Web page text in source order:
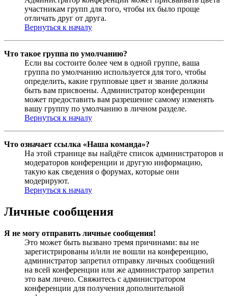
участникам групп для того, чтобы их было проще
отличать друг от друга.
Вернуться к началу
Что такое группа по умолчанию?
Если вы состоите более чем в одной группе, ваша
группа по умолчанию используется для того, чтобы
определить, какие групповые цвет и звание должны
быть вам присвоены. Администратор конференции
может предоставить вам разрешение самому изменять
вашу группу по умолчанию в личном разделе.
Вернуться к началу
Что означает ссылка «Наша команда»?
На этой странице вы найдёте список администраторов и
модераторов конференции и другую информацию,
такую как сведения о форумах, которые они
модерируют.
Вернуться к началу
Личные сообщения
Я не могу отправить личные сообщения!
Это может быть вызвано тремя причинами: вы не
зарегистрированы и/или не вошли на конференцию,
администратор запретил отправку личных сообщений
на всей конференции или же администратор запретил
это вам лично. Свяжитесь с администратором
конференции для получения дополнительной